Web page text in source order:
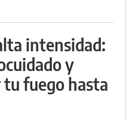
intensidad:
y
tu fuego hasta